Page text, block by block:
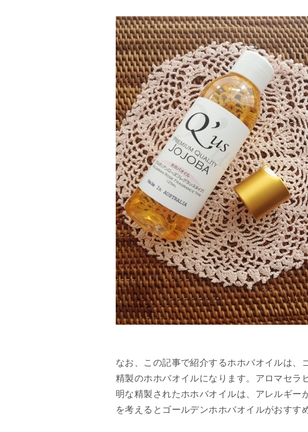
なお、この記事で紹介するホホバオイルは、
精製のホホバオイルになります。アロマセラ
明な精製されたホホバオイルは、アレルギー
を考えるとゴールデンホホバオイルがおすす